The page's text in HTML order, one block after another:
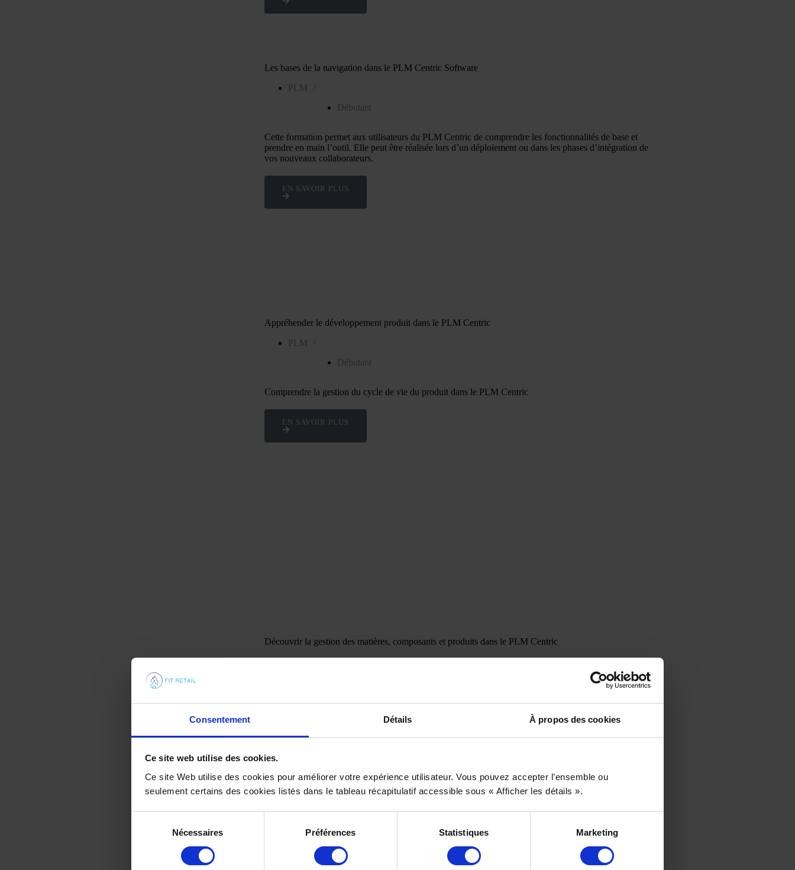
Consentement Détails À propos des cookies
Ce site web utilise des cookies.
Ce site Web utilise des cookies pour améliorer votre expérience utilisateur. Vous pouvez accepter l’ensemble ou
seulement certains des cookies listés dans le tableau récapitulatif accessible sous « Afficher les détails ».
consentement
Nécessaires Préférences Statistiques Marketing
Les bases de la navigation dans le PLM Centric Software
PLM
Débutant
Cette formation permet aux utilisateurs du PLM Centric de comprendre les fonctionnalités de base et
prendre en main l’outil. Elle peut être réalisée lors d’un déploiement ou dans les phases d’intégration de
vos nouveaux collaborateurs.
EN SAVOIR PLUS
Appréhender le développement produit dans le PLM Centric
PLM
Débutant
Comprendre la gestion du cycle de vie du produit dans le PLM Centric
EN SAVOIR PLUS
Découvrir la gestion des matières, composants et produits dans le PLM Centric
/
EN SAVOIR PLUS